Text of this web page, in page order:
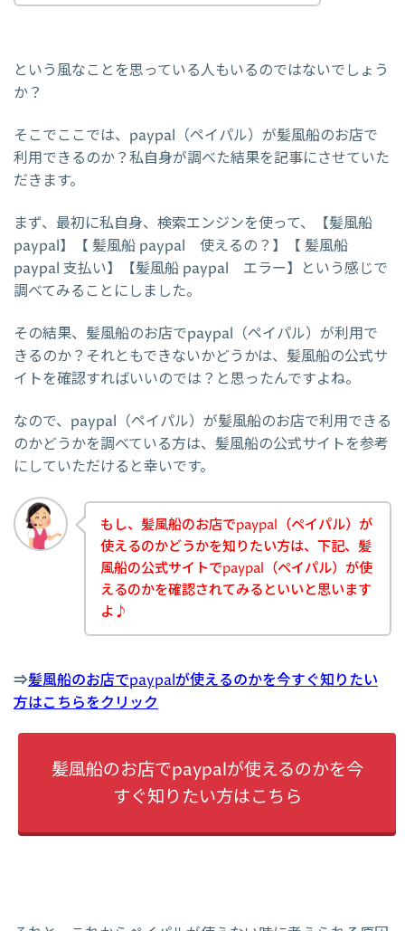
という風なことを思っている人もいるのではないでしょう
か？
そこでここでは、paypal（ペイパル）が髪風船のお店で
利用できるのか？私自身が調べた結果を記事にさせていた
だきます。
まず、最初に私自身、検索エンジンを使って、【髪風船
paypal】【 髪風船 paypal 使えるの？】【 髪風船
paypal 支払い】【髪風船 paypal エラー】という感じで
調べてみることにしました。
その結果、髪風船のお店でpaypal（ペイパル）が利用で
きるのか？それともできないかどうかは、髪風船の公式サ
イトを確認すればいいのでは？と思ったんですよね。
なので、paypal（ペイパル）が髪風船のお店で利用できる
のかどうかを調べている方は、髪風船の公式サイトを参考
にしていただけると幸いです。
もし、髪風船のお店でpaypal（ペイパル）が
使えるのかどうかを知りたい方は、下記、髪
風船の公式サイトでpaypal（ペイパル）が使
えるのかを確認されてみるといいと思います
よ♪
⇒髪風船のお店でpaypalが使えるのかを今すぐ知りたい
方はこちらをクリック
髪風船のお店でpaypalが使えるのかを今
すぐ知りたい方はこちら